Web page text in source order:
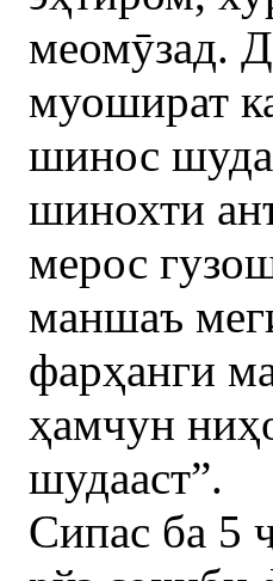
меомӯзад.
муошират
шинос
шинохти
мерос
маншаъ
фарҳанги
ҳамчун
шудааст”.
Сипас ба 5